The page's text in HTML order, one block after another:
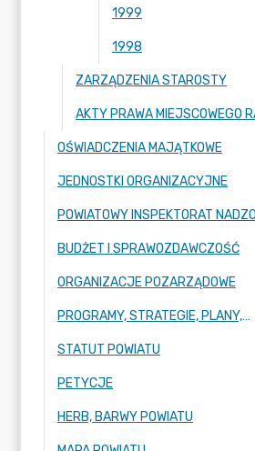
1999
1998
ZARZĄDZENIA STAROSTY
OŚWIADCZENIA MAJĄTKOWE
JEDNOSTKI ORGANIZACYJNE
BUDŻET I SPRAWOZDAWCZOŚĆ
ORGANIZACJE POZARZĄDOWE
PROGRAMY, STRATEGIE, PLANY, RAPORTY
STATUT POWIATU
PETYCJE
HERB, BARWY POWIATU